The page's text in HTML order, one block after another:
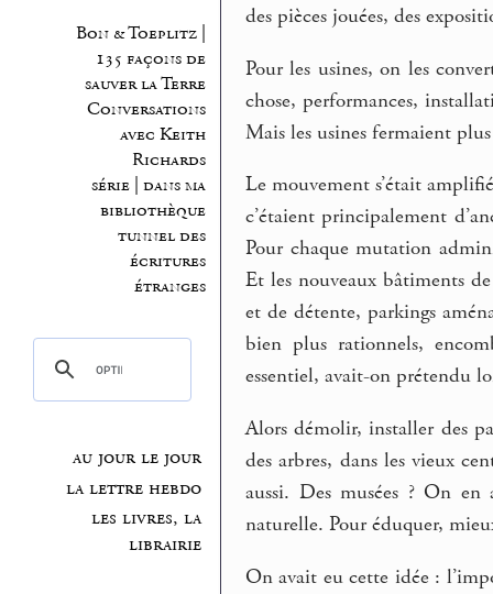
Bon & Toeplitz |
135 façons de
sauver la Terre
Conversations
avec Keith
Richards
série | dans ma
bibliothèque
tunnel des
écritures
étranges
au jour le jour
la lettre hebdo
les livres, la
librairie
des pièces jouées, des
Pour les usines, on les
chose, performances,
Mais les usines fermaient
Le mouvement s’était
c’étaient principalement
Pour chaque mutation
Et les nouveaux bâtiments
et de détente, parkings
bien plus rationnels,
essentiel, avait-on prétendu
Alors démolir, installer des
des arbres, dans les vieux
aussi. Des musées ? On en
naturelle. Pour éduquer,
On avait eu cette idée :